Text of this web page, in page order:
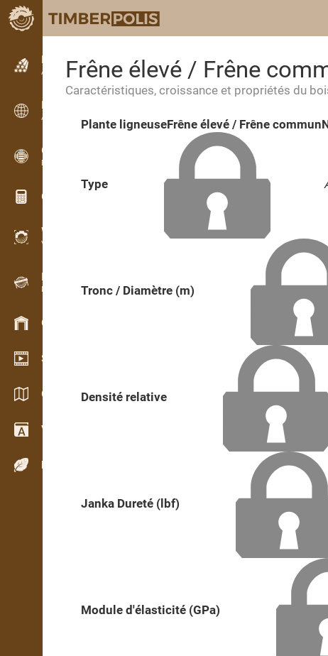
Petites annonces
Annonces texte
Petites annonces
Annonces internationales
OPTI-TIMB
Plans de débit
Calculateurs pour le bois
WoodProfi
Volume de bois avec IA
Enregistreur
Inventaire du bois sur le terrain
Gestion du stock
Schowroom vidéo
Catalogues / Brochures
Vocabulaire
Espèces de bois
Frêne élevé / Frêne
Caractéristiques, croissance et propriétés du
Plante ligneuseFrêne élevé / Frêne commun
Type
Tronc / Diamètre (m)
Densité relative
Janka Dureté (lbf)
Module d'élasticité (GPa)